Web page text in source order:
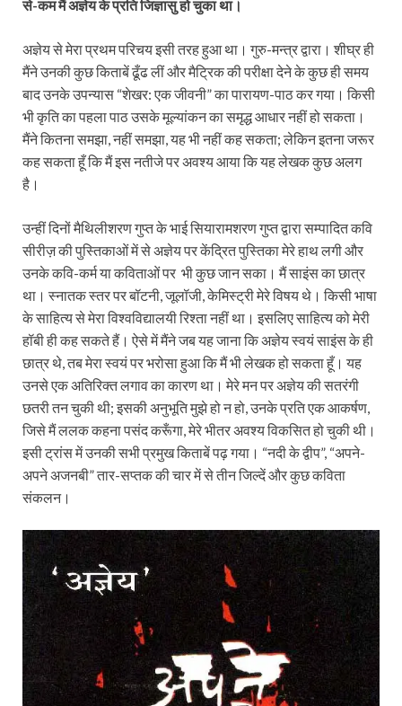
से-कम मैं अज्ञेय के प्रति जिज्ञासु हो चुका था।
अज्ञेय से मेरा प्रथम परिचय इसी तरह हुआ था। गुरु-मन्त्र द्वारा। शीघ्र ही
मैंने उनकी कुछ किताबें ढूँढ लीं और मैट्रिक की परीक्षा देने के कुछ ही समय
बाद उनके उपन्यास “शेखर: एक जीवनी” का पारायण-पाठ कर गया। किसी
भी कृति का पहला पाठ उसके मूल्यांकन का समृद्ध आधार नहीं हो सकता।
मैंने कितना समझा, नहीं समझा, यह भी नहीं कह सकता; लेकिन इतना जरूर
कह सकता हूँ कि मैं इस नतीजे पर अवश्य आया कि यह लेखक कुछ अलग
है।
उन्हीं दिनों मैथिलीशरण गुप्त के भाई सियारामशरण गुप्त द्वारा सम्पादित कवि
सीरीज़ की पुस्तिकाओं में से अज्ञेय पर केंद्रित पुस्तिका मेरे हाथ लगी और
उनके कवि-कर्म या कविताओं पर भी कुछ जान सका। मैं साइंस का छात्र
था। स्नातक स्तर पर बॉटनी, जूलॉजी, केमिस्ट्री मेरे विषय थे। किसी भाषा
के साहित्य से मेरा विश्वविद्यालयी रिश्ता नहीं था। इसलिए साहित्य को मेरी
हॉबी ही कह सकते हैं। ऐसे में मैंने जब यह जाना कि अज्ञेय स्वयं साइंस के ही
छात्र थे, तब मेरा स्वयं पर भरोसा हुआ कि मैं भी लेखक हो सकता हूँ। यह
उनसे एक अतिरिक्त लगाव का कारण था। मेरे मन पर अज्ञेय की सतरंगी
छतरी तन चुकी थी; इसकी अनुभूति मुझे हो न हो, उनके प्रति एक आकर्षण,
जिसे मैं ललक कहना पसंद करूँगा, मेरे भीतर अवश्य विकसित हो चुकी थी।
इसी ट्रांस में उनकी सभी प्रमुख किताबें पढ़ गया। “नदी के द्वीप”, “अपने-
अपने अजनबी” तार-सप्तक की चार में से तीन जिल्दें और कुछ कविता
संकलन।